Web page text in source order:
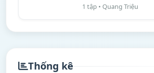
1 tập • Quang Triệu
Thống kê